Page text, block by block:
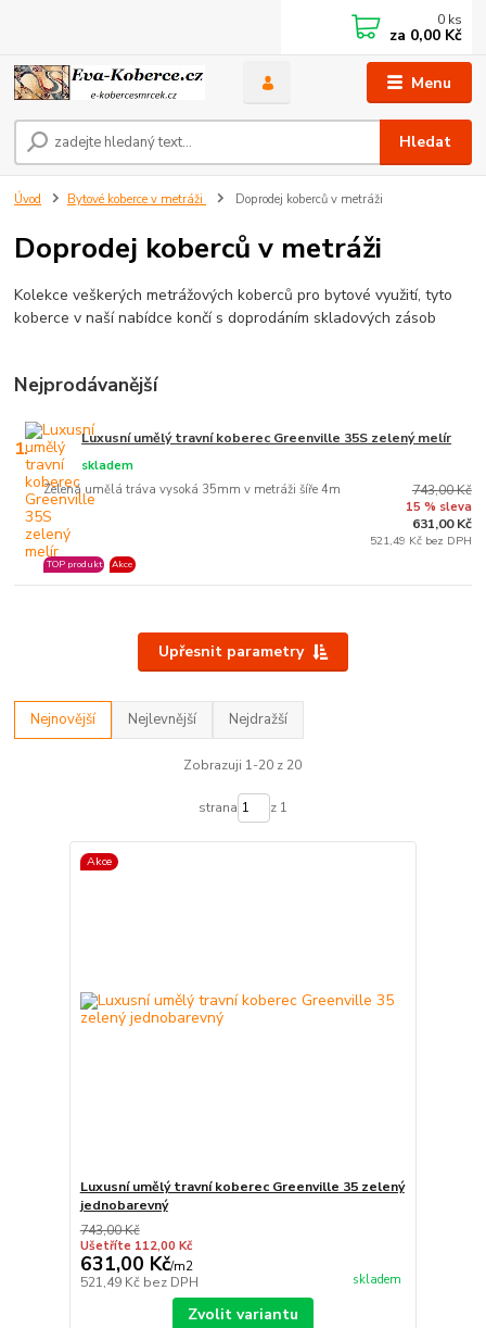
Menu
Hledat
0 ks
za 0,00 Kč
Úvod Bytové koberce v metráži Doprodej koberců v metráži
Doprodej koberců v metráži
Kolekce veškerých metrážových koberců pro bytové využití, tyto
koberce v naší nabídce končí s doprodáním skladových zásob
Nejprodávanější
1. Luxusní umělý travní koberec Greenville 35S zelený melír
Zelená umělá tráva vysoká 35mm v metráži šíře 4m
skladem
TOP produkt Akce
743,00 Kč
15 % sleva
631,00 Kč
521,49 Kč bez DPH
Upřesnit parametry
Nejnovější Nejlevnější Nejdražší
Zobrazuji 1-20 z 20
strana z 1
Akce
Luxusní umělý travní koberec Greenville 35 zelený
jednobarevný
743,00 Kč
Ušetříte 112,00 Kč
631,00 Kč/m2
521,49 Kč bez DPH skladem
Zvolit variantu